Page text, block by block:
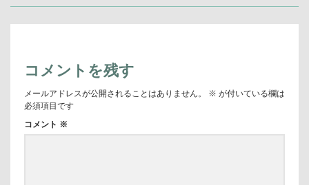
ー
シ
記
事:
事:
コメントを残す
メールアドレスが公開されることはありません。 ※ が付いている欄は
必須項目です
コメント ※